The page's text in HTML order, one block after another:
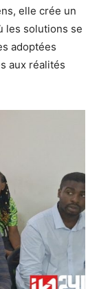
elle crée un
les solutions se
adoptées
aux réalités